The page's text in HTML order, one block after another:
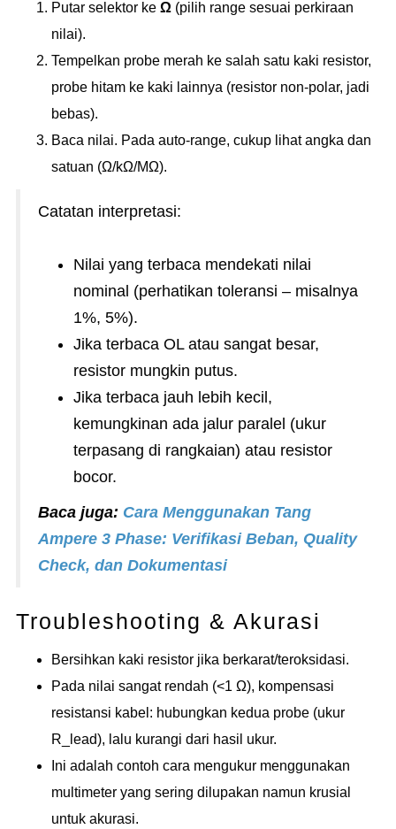
Putar selektor ke Ω (pilih range sesuai perkiraan
nilai).
Tempelkan probe merah ke salah satu kaki resistor,
probe hitam ke kaki lainnya (resistor non-polar, jadi
bebas).
Baca nilai. Pada auto-range, cukup lihat angka dan
satuan (Ω/kΩ/MΩ).
Catatan interpretasi:
Nilai yang terbaca mendekati nilai
nominal (perhatikan toleransi – misalnya
1%, 5%).
Jika terbaca OL atau sangat besar,
resistor mungkin putus.
Jika terbaca jauh lebih kecil,
kemungkinan ada jalur paralel (ukur
terpasang di rangkaian) atau resistor
bocor.
Baca juga: Cara Menggunakan Tang
Ampere 3 Phase: Verifikasi Beban, Quality
Check, dan Dokumentasi
Troubleshooting & Akurasi
Bersihkan kaki resistor jika berkarat/teroksidasi.
Pada nilai sangat rendah (<1 Ω), kompensasi
resistansi kabel: hubungkan kedua probe (ukur
R_lead), lalu kurangi dari hasil ukur.
Ini adalah contoh cara mengukur menggunakan
multimeter yang sering dilupakan namun krusial
untuk akurasi.